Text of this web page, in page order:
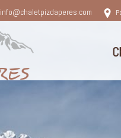
info@chaletpizdaperes.com